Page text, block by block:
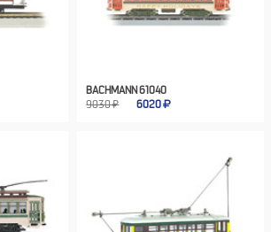
BACHMANN 61040
9030 ₽
6020